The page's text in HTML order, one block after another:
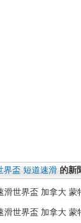
界盃 短道速滑 的新
世界盃 加拿大 蒙
世界盃 加拿大 蒙